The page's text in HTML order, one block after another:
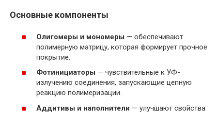
Основные компоненты
Олигомеры и мономеры — обеспечивают
полимерную матрицу, которая формирует прочное
покрытие.
Фотинициаторы — чувствительные к УФ-
излучению соединения, запускающие цепную
реакцию полимеризации.
Аддитивы и наполнители — улучшают свойства